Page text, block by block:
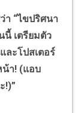
“ไขปริศนา
เตรียมตัว
ละโปสเตอร์
น้า! (แอบ
!)”